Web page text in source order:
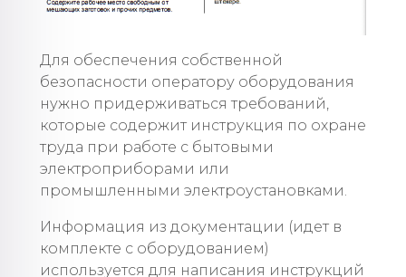
Для обеспечения собственной
безопасности оператору оборудования
нужно придерживаться требований,
которые содержит инструкция по охране
труда при работе с бытовыми
электроприборами или
промышленными электроустановками.
Информация из документации (идет в
комплекте с оборудованием)
используется для написания инструкций